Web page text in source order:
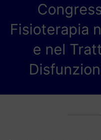
Fisioterapia
e nel